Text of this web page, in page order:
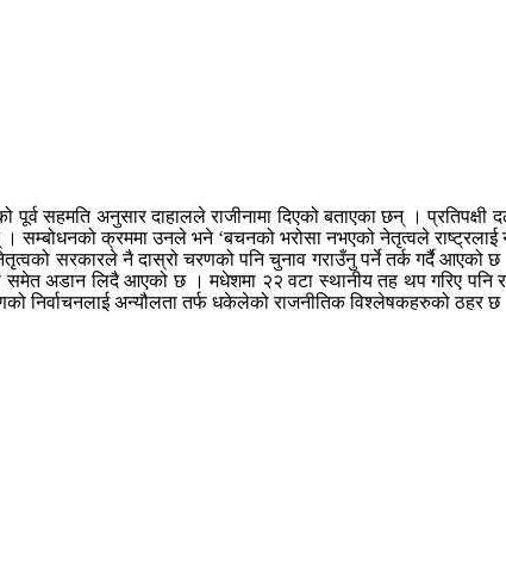
सहमति अनुसार दाहालले राजीनामा दिएको बताएका छन् ।
। सम्बोधनको क्रममा उनले भने ‘बचनको भरोसा नभएको नेतृत्वले राष्ट्रलाई
सरकारले नै दास्रो चरणको पनि चुनाव गराउँनु पर्ने तर्क गर्दै आएको
अडान लिदै आएको छ । मधेशमा २२ वटा स्थानीय तह थप गरिए पनि
निर्वाचनलाई अन्यौलता तर्फ धकेलेको राजनीतिक विश्लेषकहरुको ठहर छ